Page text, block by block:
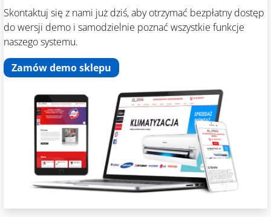
Skontaktuj się z nami już dziś, aby otrzymać bezpłatny dostęp
do wersji demo i samodzielnie poznać wszystkie funkcje
naszego systemu.
Zamów demo sklepu